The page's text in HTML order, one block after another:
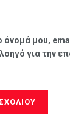
μου,
για την